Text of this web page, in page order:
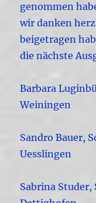
genommen
wir danken
beigetragen
die nächste
Barbara
Weiningen
Sandro Bauer,
Uesslingen
Sabrina